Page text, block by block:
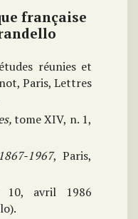
française
études réunies et
Paris, Lettres
tome XIV, n. 1,
1967, Paris,
avril 1986